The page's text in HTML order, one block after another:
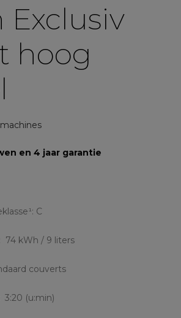
Exclusiv
hoog
en 4 jaar garantie
C
74 kWh / 9 liters
couverts
3:20 (u:min)